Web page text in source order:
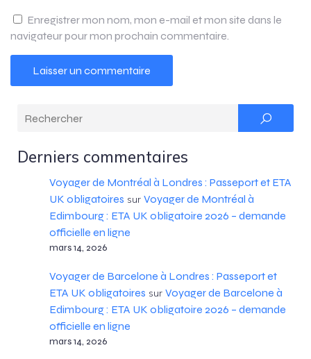
Enregistrer mon nom, mon e-mail et mon site dans le
navigateur pour mon prochain commentaire.
Derniers commentaires
Voyager de Montréal à Londres : Passeport et ETA
UK obligatoires sur Voyager de Montréal à
Edimbourg : ETA UK obligatoire 2026 – demande
officielle en ligne
mars 14, 2026
Voyager de Barcelone à Londres : Passeport et
ETA UK obligatoires sur Voyager de Barcelone à
Edimbourg : ETA UK obligatoire 2026 – demande
officielle en ligne
mars 14, 2026